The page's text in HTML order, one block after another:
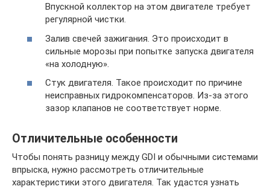
Впускной коллектор на этом двигателе требует
регулярной чистки.
Залив свечей зажигания. Это происходит в
сильные морозы при попытке запуска двигателя
«на холодную».
Стук двигателя. Такое происходит по причине
неисправных гидрокомпенсаторов. Из-за этого
зазор клапанов не соответствует норме.
Отличительные особенности
Чтобы понять разницу между GDI и обычными системами
впрыска, нужно рассмотреть отличительные
характеристики этого двигателя. Так удастся узнать